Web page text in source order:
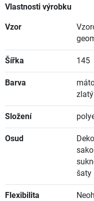
Vlastnosti výrobku
Vzor
Šířka 145
Barva
zlatý
Složení
Osud
sako
šaty
Flexibilita